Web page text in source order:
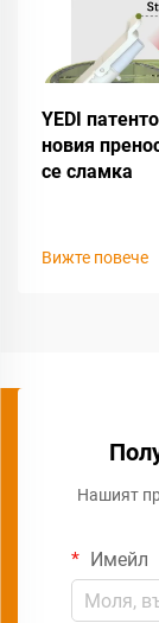
YEDI
новия
се сламка
Вижте повече
Нашият
Имейл